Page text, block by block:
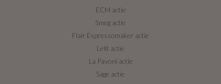
ECM actie
Smeg actie
Flair Espressomaker actie
Lelit actie
La Pavoni actie
Sage actie